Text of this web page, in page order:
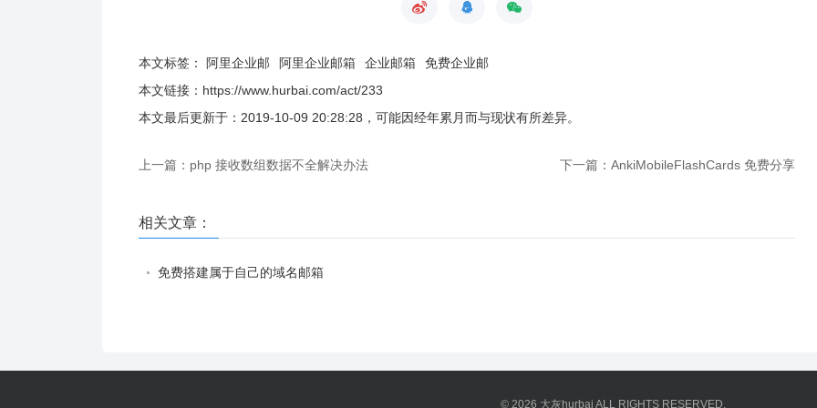
本文标签： 阿里企业邮 阿里企业邮箱 企业邮箱
免费企业邮
本文链接： https://www.hurbai.com/act/233
本文最后更新于： 2019-10-09 20:28:28 ，可能因经年累月而与现状有所差异。
上一篇：php 接收数组数据不全解决办法 下一篇：AnkiMobileFlashCards 免费分享
相关文章：
免费搭建属于自己的域名邮箱
© 2026 大灰hurbai ALL RIGHTS RESERVED.